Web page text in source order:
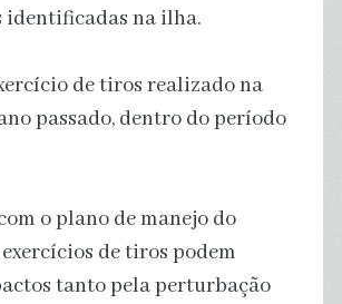
identificadas na ilha.
de tiros realizado na
passado, dentro do período
o plano de manejo do
de tiros podem
tanto pela perturbação